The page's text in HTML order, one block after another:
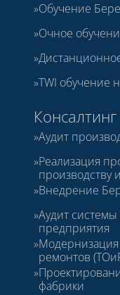
Обучение
Очное
TWI обучение
Консалтинг
Аудит
Реализация
производству
Внедрение
Аудит
предприятия
Модернизация
ремонтов
фабрики